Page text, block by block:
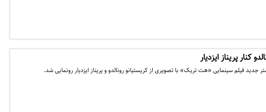
کنار پریناز ایزدیار
جدید فیلم سینمایی «هت تریک» با تصویری از کریستیانو رونالدو و پریناز ایزدیار رونمایی شد.